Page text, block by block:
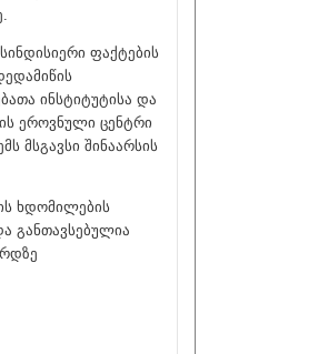
ფაქტების
ინსტიტუტისა და
ეროვნული ცენტრი
მსგავსი შინაარსის
ხდომილების
განთავსებულია